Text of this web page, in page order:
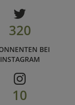
320
BEI
INSTAGRAM
10